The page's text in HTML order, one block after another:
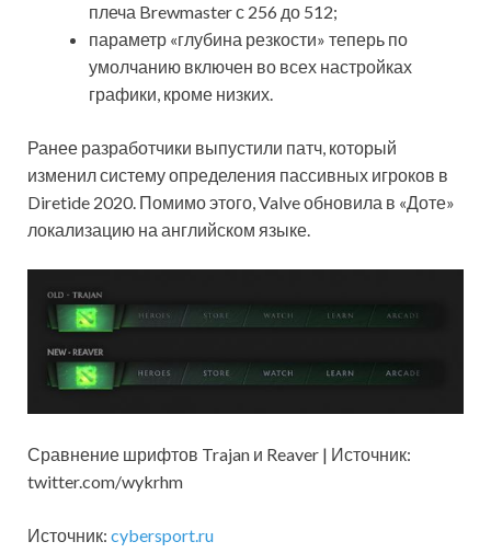
плеча Brewmaster с 256 до 512;
параметр «глубина резкости» теперь по
умолчанию включен во всех настройках
графики, кроме низких.
Ранее разработчики выпустили патч, который
изменил систему определения пассивных игроков в
Diretide 2020. Помимо этого, Valve обновила в «Доте»
локализацию на английском языке.
Сравнение шрифтов Trajan и Reaver | Источник:
twitter.com/wykrhm
Источник: cybersport.ru